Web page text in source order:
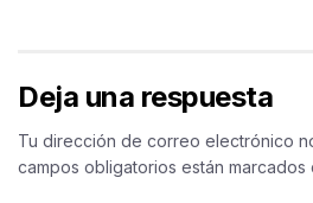
Deja una respuesta
Tu dirección de correo electrónico
campos obligatorios están marcados